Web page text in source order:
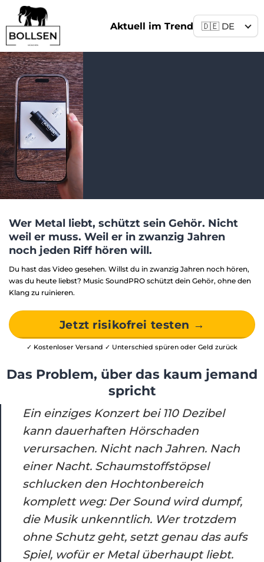
Aktuell im Trend
Wer Metal liebt, schützt sein Gehör. Nicht
weil er muss. Weil er in zwanzig Jahren
noch jeden Riff hören will.
Du hast das Video gesehen. Willst du in zwanzig Jahren noch hören,
was du heute liebst? Music SoundPRO schützt dein Gehör, ohne den
Klang zu ruinieren.
Jetzt risikofrei testen →
✓ Kostenloser Versand ✓ Unterschied spüren oder Geld zurück
Das Problem, über das kaum jemand
spricht
Ein einziges Konzert bei 110 Dezibel
kann dauerhaften Hörschaden
verursachen. Nicht nach Jahren. Nach
einer Nacht. Schaumstoffstöpsel
schlucken den Hochtonbereich
komplett weg: Der Sound wird dumpf,
die Musik unkenntlich. Wer trotzdem
ohne Schutz geht, setzt genau das aufs
Spiel, wofür er Metal überhaupt liebt.